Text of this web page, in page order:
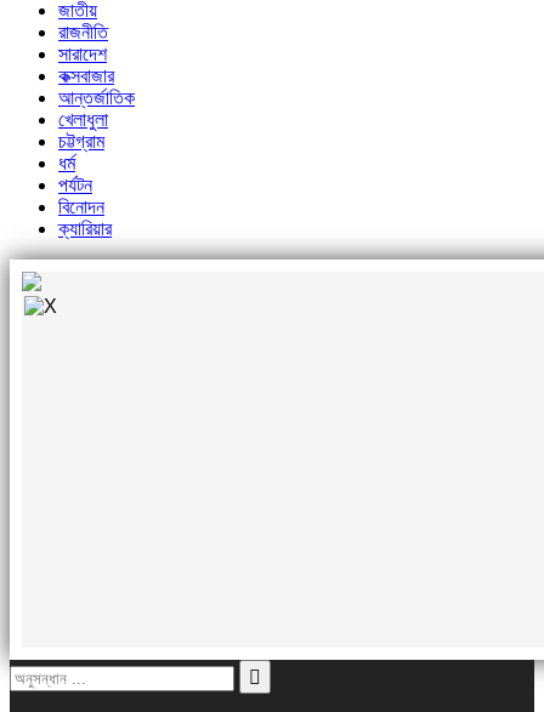
জাতীয়
রাজনীতি
সারাদেশ
কক্সবাজার
আন্তর্জাতিক
খেলাধুলা
চট্টগ্রাম
ধর্ম
পর্যটন
বিনোদন
ক্যারিয়ার